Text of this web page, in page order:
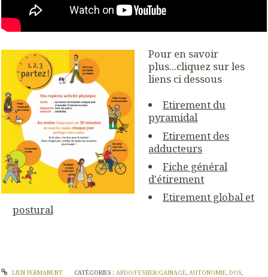
Pour en savoir
plus...cliquez sur les
liens ci dessous
Etirement du
pyramidal
Etirement des
adducteurs
Fiche général
d'étirement
Etirement global et
postural
LIEN PERMANENT CATÉGORIES : ABDO/FESSIER/GAINAGE, AUTONOMIE, DOS,